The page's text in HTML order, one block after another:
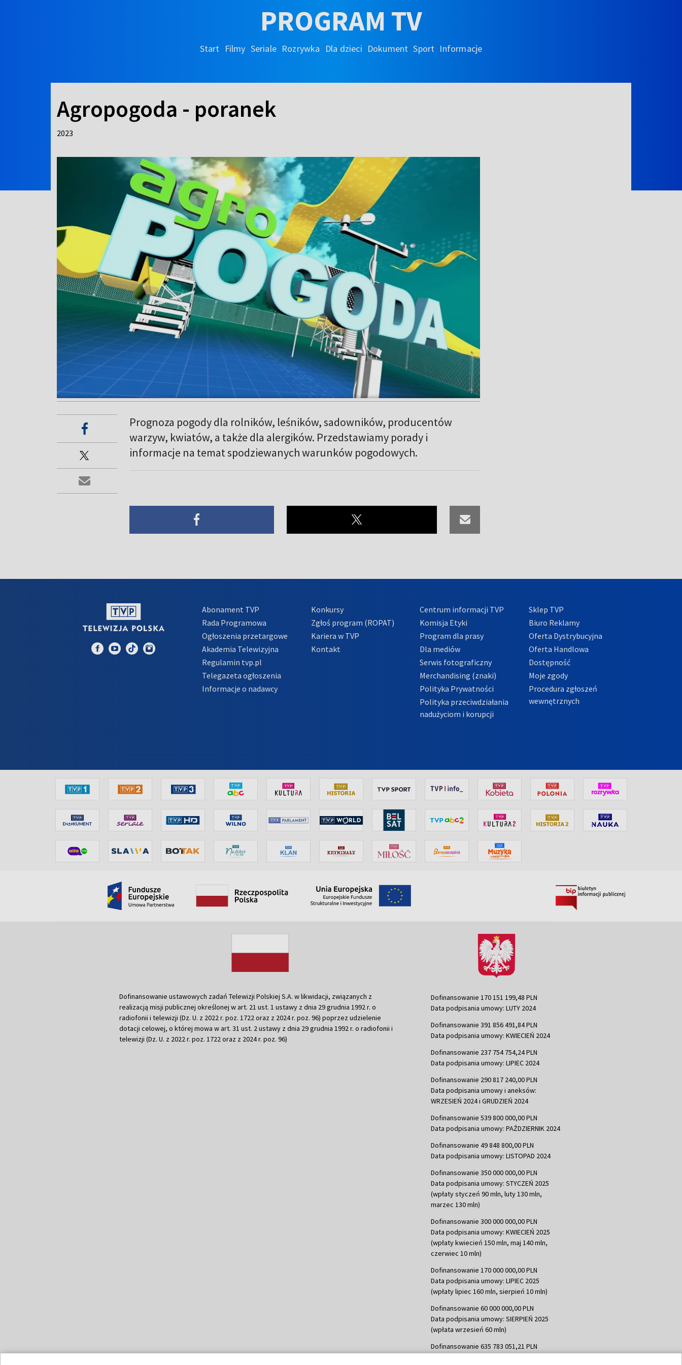
PROGRAM TV
Start Filmy Seriale Rozrywka Dla dzieci Dokument Sport Informacje
Agropogoda - poranek
2023
Prognoza pogody dla rolników, leśników, sadowników, producentów
warzyw, kwiatów, a także dla alergików. Przedstawiamy porady i
informacje na temat spodziewanych warunków pogodowych.
Abonament TVP
Rada Programowa
Ogłoszenia przetargowe
Akademia Telewizyjna
Regulamin tvp.pl
Telegazeta ogłoszenia
Informacje o nadawcy
Konkursy
Zgłoś program (ROPAT)
Kariera w TVP
Kontakt
Centrum informacji TVP
Komisja Etyki
Program dla prasy
Dla mediów
Serwis fotograficzny
Merchandising (znaki)
Polityka Prywatności
Polityka przeciwdziałania
nadużyciom i korupcji
Sklep TVP
Biuro Reklamy
Oferta Dystrybucyjna
Oferta Handlowa
Dostępność
Moje zgody
Procedura zgłoszeń
wewnętrznych
Dofinansowanie ustawowych zadań Telewizji Polskiej S.A. w likwidacji, związanych z
realizacją misji publicznej określonej w art. 21 ust. 1 ustawy z dnia 29 grudnia 1992 r. o
radiofonii i telewizji (Dz. U. z 2022 r. poz. 1722 oraz z 2024 r. poz. 96) poprzez udzielenie
dotacji celowej, o której mowa w art. 31 ust. 2 ustawy z dnia 29 grudnia 1992 r. o radiofonii i
telewizji (Dz. U. z 2022 r. poz. 1722 oraz z 2024 r. poz. 96)
Dofinansowanie 170 151 199,48 PLN
Data podpisania umowy: LUTY 2024
Dofinansowanie 391 856 491,84 PLN
Data podpisania umowy: KWIECIEŃ 2024
Dofinansowanie 237 754 754,24 PLN
Data podpisania umowy: LIPIEC 2024
Dofinansowanie 290 817 240,00 PLN
Data podpisania umowy i aneksów:
WRZESIEŃ 2024 i GRUDZIEŃ 2024
Dofinansowanie 539 800 000,00 PLN
Data podpisania umowy: PAŹDZIERNIK 2024
Dofinansowanie 49 848 800,00 PLN
Data podpisania umowy: LISTOPAD 2024
Dofinansowanie 350 000 000,00 PLN
Data podpisania umowy: STYCZEŃ 2025
(wpłaty styczeń 90 mln, luty 130 mln,
marzec 130 mln)
Dofinansowanie 300 000 000,00 PLN
Data podpisania umowy: KWIECIEŃ 2025
(wpłaty kwiecień 150 mln, maj 140 mln,
czerwiec 10 mln)
Dofinansowanie 170 000 000,00 PLN
Data podpisania umowy: LIPIEC 2025
(wpłaty lipiec 160 mln, sierpień 10 mln)
Dofinansowanie 60 000 000,00 PLN
Data podpisania umowy: SIERPIEŃ 2025
(wpłata wrzesień 60 mln)
Dofinansowanie 635 783 051,21 PLN